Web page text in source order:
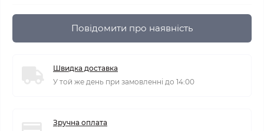
Повідомити про наявність
Швидка доставка
У той же день при замовленні до 14:00
Зручна оплата